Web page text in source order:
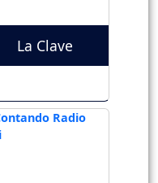
La Clave